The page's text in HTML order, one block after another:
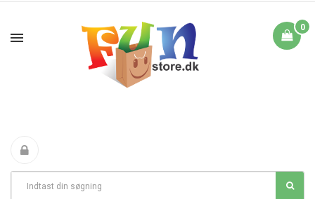
0
Fri Fragt fra 199 i
DAG TIL DAG LEVERING